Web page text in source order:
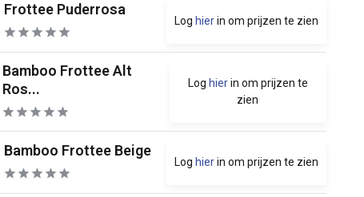
Frottee Puderrosa
Log hierin om prijzen te zien
Bamboo Frottee Alt
Ros...
Log hierin om prijzen te
zien
Bamboo Frottee Beige
Log hierin om prijzen te zien